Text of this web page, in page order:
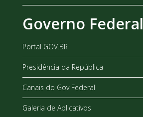
Governo Federal
Portal GOV.BR
Presidência da República
Canais do Gov Federal
Galeria de Aplicativos